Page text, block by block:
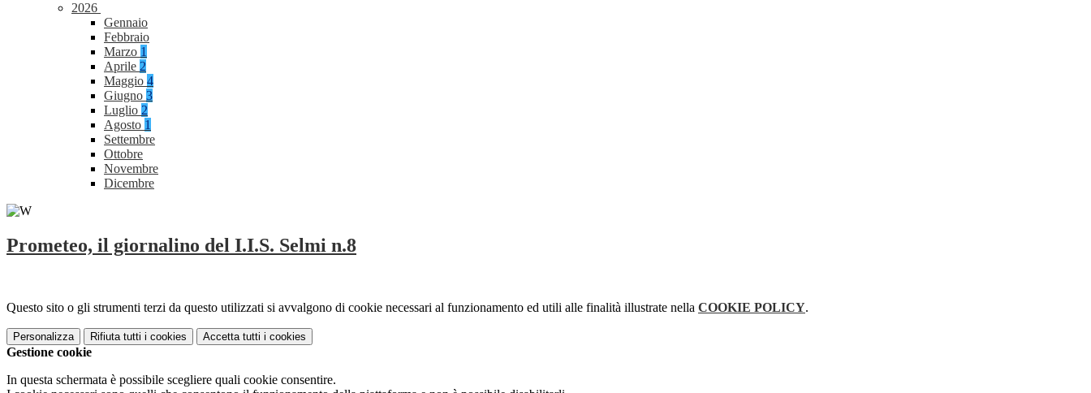
2026
Gennaio
Febbraio
Marzo 1
Aprile 2
Maggio 4
Giugno 3
Luglio 2
Agosto 1
Settembre
Ottobre
Novembre
Dicembre
Prometeo, il giornalino del I.I.S. Selmi n.8
Questo sito o gli strumenti terzi da questo utilizzati si avvalgono di cookie necessari al funzionamento ed utili alle finalità illustrate nella COOKIE POLICY.
Personalizza Rifiuta tutti i cookies Accetta tutti i cookies
Gestione cookie
In questa schermata è possibile scegliere quali cookie consentire.